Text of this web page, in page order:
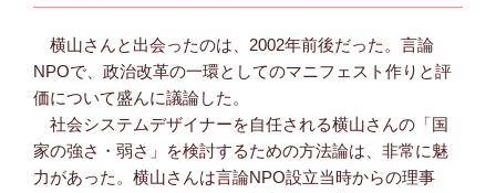
横山さんと出会ったのは、2002年前後だった。言論
NPOで、政治改革の一環としてのマニフェスト作りと評
価について盛んに議論した。
社会システムデザイナーを自任される横山さんの「国
家の強さ・弱さ」を検討するための方法論は、非常に魅
力があった。横山さんは言論NPO設立当時からの理事